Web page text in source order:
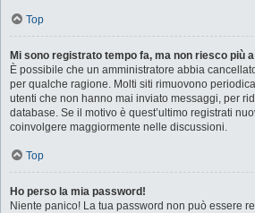
Top
Mi sono registrato tempo fa, ma non riesco più
È possibile che un amministratore abbia
per qualche ragione. Molti siti rimuovono
utenti che non hanno mai inviato messaggi, per
database. Se il motivo è quest’ultimo registrati
coinvolgere maggiormente nelle discussioni.
Top
Ho perso la mia password!
Niente panico! La tua password non può essere